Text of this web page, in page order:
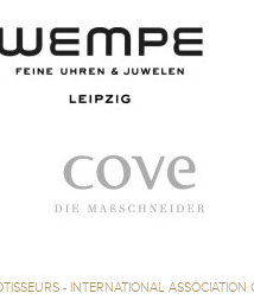
- INTERNATIONAL